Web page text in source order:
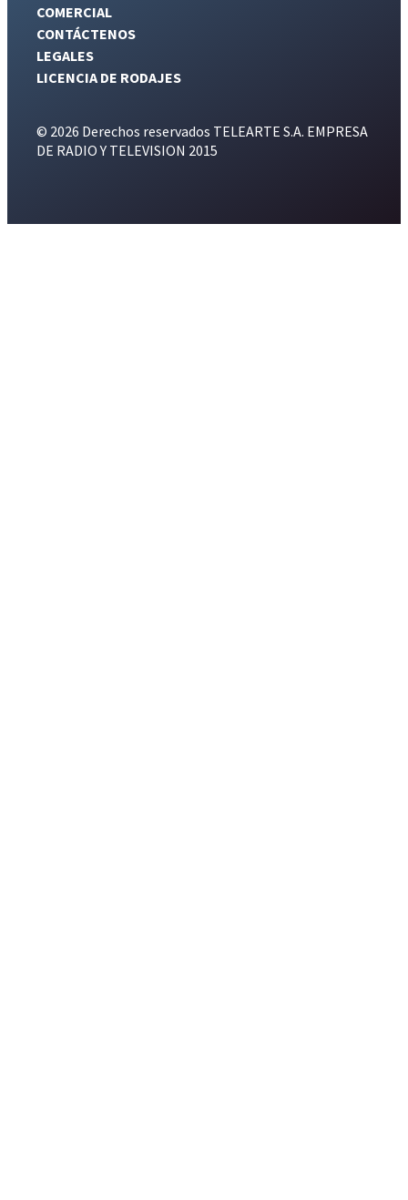
COMERCIAL
CONTÁCTENOS
LEGALES
LICENCIA DE RODAJES
© 2026 Derechos reservados TELEARTE S.A. EMPRESA
DE RADIO Y TELEVISION 2015